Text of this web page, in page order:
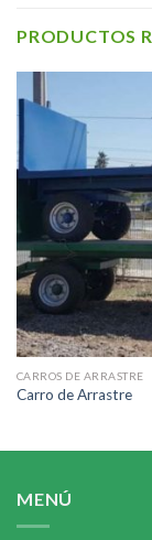
PRODUCTOS
CARROS DE ARRASTRE
Carro de Arrastre
MENÚ